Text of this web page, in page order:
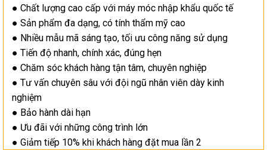
● Chất lượng cao cấp với máy móc nhập khẩu quốc tế
● Sản phẩm đa dạng, có tính thẩm mỹ cao
● Nhiều mẫu mã sáng tạo, tối ưu công năng sử dụng
● Tiến độ nhanh, chính xác, đúng hẹn
● Chăm sóc khách hàng tận tâm, chuyên nghiệp
● Tư vấn chuyên sâu với đội ngũ nhân viên dày kinh
nghiệm
● Bảo hành dài hạn
● Ưu đãi với những công trình lớn
● Giảm tiếp 10% khi khách hàng đặt mua lần 2